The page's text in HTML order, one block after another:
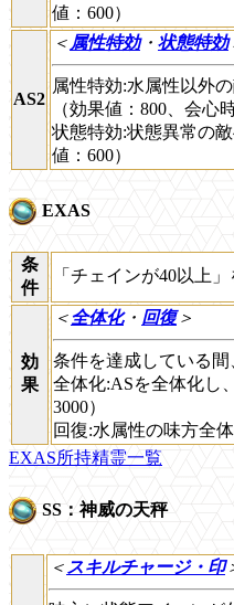
値：600）
AS2
＜ 属性特効・ 状態特効
属性特効:水属性以外
（効果値：800、会心
状態特効:状態異常の
値：600）
EXAS
条
件
「チェインが40以上
効
果
＜全体化・ 回復＞
条件を達成している間
全体化:ASを全体化し
3000）
回復:水属性の味方全
EXAS所持精霊一覧
SS：神威の天秤
＜ スキルチャージ・印